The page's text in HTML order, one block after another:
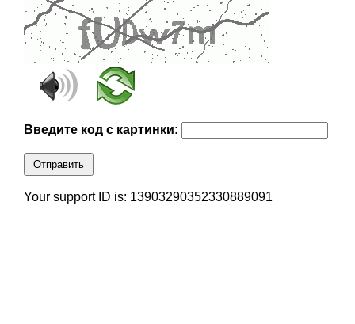
Введите код с картинки:
Отправить
Your support ID is: 13903290352330889091